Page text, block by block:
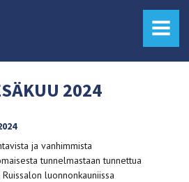
MENU
2024
ja vanhimmista
tunnelmastaan tunnettua
luonnonkauniissa